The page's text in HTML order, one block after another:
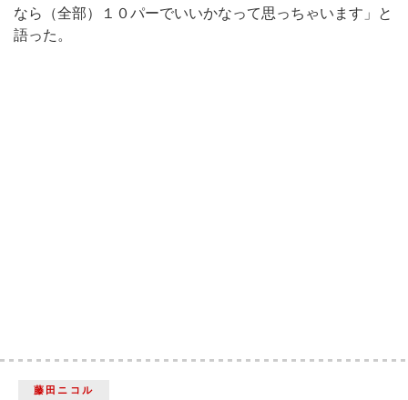
なら（全部）１０パーでいいかなって思っちゃいます」と
語った。
藤田ニコル